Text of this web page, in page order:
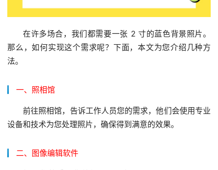
在许多场合，我们都需要一张 2 寸的蓝色背景照片。
那么，如何实现这个需求呢？下面，本文为您介绍几种方
法。
一、照相馆
前往照相馆，告诉工作人员您的需求，他们会使用专业
设备和技术为您处理照片，确保得到满意的效果。
二、图像编辑软件